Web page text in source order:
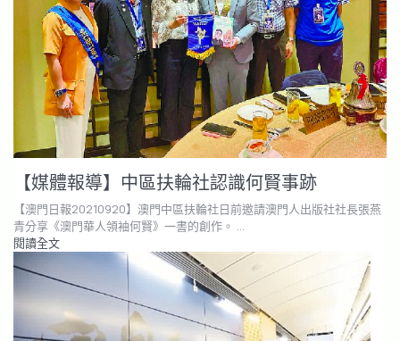
【媒體報導】中區扶輪社認識何賢事跡
【澳門日報20210920】澳門中區扶輪社日前邀請澳門人出版社社長張燕
青分享《澳門華人領袖何賢》一書的創作。 …
閱讀全文